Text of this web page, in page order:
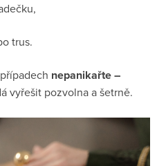
trus.
nepanikařte –
vyřešit pozvolna a šetrně.